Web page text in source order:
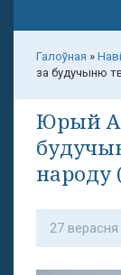
Галоўная »
за будучыню
Юрый
народу
27